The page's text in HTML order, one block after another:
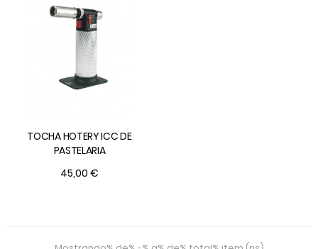
TOCHA HOTERY ICC DE
PASTELARIA
45,00 €